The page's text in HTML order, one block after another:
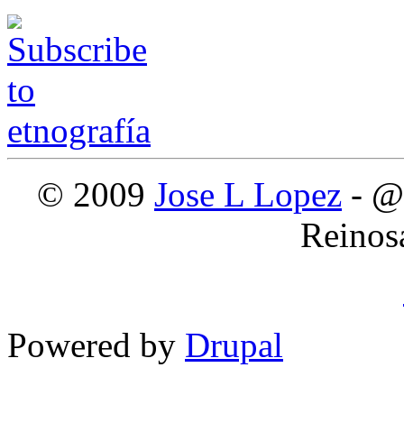
© 2009 Jose L Lopez -
Powered by Drupal